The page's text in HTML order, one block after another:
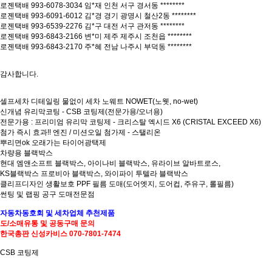
로젠택배 993-6078-3034 임*재 인천 서구 경서동 ********
로젠택배 993-6091-6012 김*경 경기 광명시 철산2동 ********
로젠택배 993-6539-2276 김*구 대전 서구 관저동 ********
로젠택배 993-6843-2166 변*미 제주 제주시 조천읍 ********
로젠택배 993-6843-2170 주*혜 전남 나주시 부덕동 ********
감사합니다.
셀프세차 디테일링 물없이 세차 노웨트 NOWET(노웻, no-wet)
신개념 유리막코팅 - CSB 코팅제(전문가용/오너용)
전문가용 : 프리미엄 유리막 코팅제 - 크리스탈 엑시드 X6 (CRISTAL EXCEED X6)
첨가 즉시 효과!! 엔진 / 미션오일 첨가제 - 스탤리온
뿌리면ok 오래가는 타이어광택제
차량용 블랙박스
현대 엠앤소프트 블랙박스, 아이나비 블랙박스, 유라이브 알바트로스,
KS블랙박스 프로비아 블랙박스, 와이파이 투텔라 블랙박스
클리프디자인 생활보호 PPF 필름 도매(도어엣지, 도어컵, 주유구, 롤필름)
썬팅 및 랩핑 공구 도매전문점
자동차동호회 및 세차업체 추천제품
도/소매 유통 및 공동구매 문의
한국총판 신성카비스 070-7801-7474
CSB 코팅제